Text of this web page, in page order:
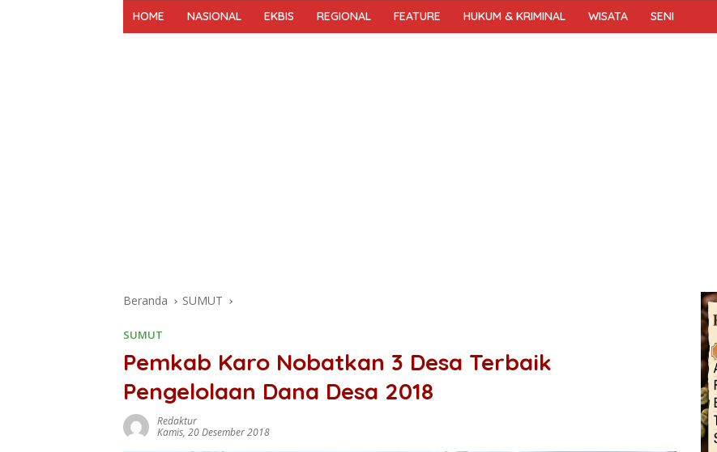
HOME NASIONAL EKBIS REGIONAL FEATURE HUKUM & KRIMINAL WISATA SENI
Beranda SUMUT
SUMUT
Pemkab Karo Nobatkan 3 Desa Terbaik
Pengelolaan Dana Desa 2018
Redaktur
Kamis, 20 Desember 2018